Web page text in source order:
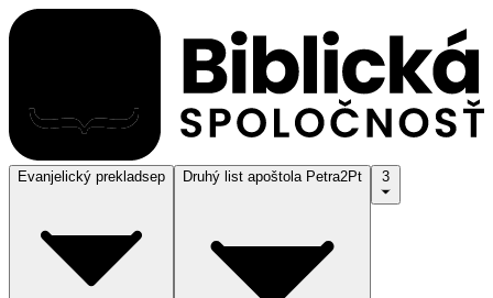
Evanjelický prekladsep Druhý list apoštola Petra2Pt